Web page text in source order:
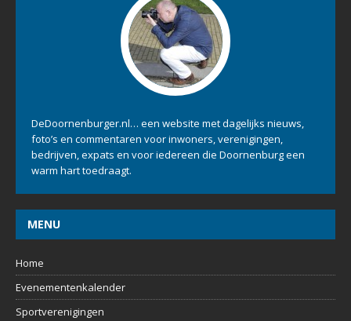
DeDoornenburger.nl… een website met dagelijks nieuws,
foto’s en commentaren voor inwoners, verenigingen,
bedrijven, expats en voor iedereen die Doornenburg een
warm hart toedraagt.
MENU
Home
Evenementenkalender
Sportverenigingen